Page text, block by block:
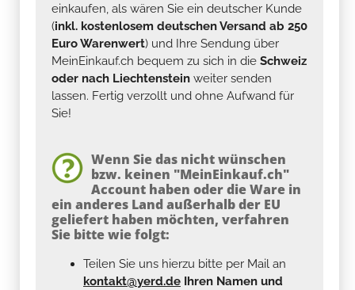
einkaufen, als wären Sie ein deutscher Kunde
(inkl. kostenlosem deutschen Versand ab 250
Euro Warenwert) und Ihre Sendung über
MeinEinkauf.ch bequem zu sich in die Schweiz
oder nach Liechtenstein weiter senden
lassen. Fertig verzollt und ohne Aufwand für
Sie!
Wenn Sie das nicht wünschen
bzw. keinen "MeinEinkauf.ch"
Account haben oder die Ware in
ein anderes Land außerhalb der EU
geliefert haben möchten, verfahren
Sie bitte wie folgt:
Teilen Sie uns hierzu bitte per Mail an
kontakt@yerd.de Ihren Namen und